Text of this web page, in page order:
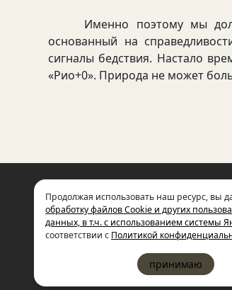
Именно поэтому мы
основанный на
сигналы бедствия. Настало
«Рио+0». Природа не может
СОЦИАЛЬНО-
И
ИМЕНИ М.С.
Продолжая использовать наш ресурс, вы
обработку файлов Cookie и других
данных, в т.ч. с использованием системы
соответствии с Политикой
принимаю